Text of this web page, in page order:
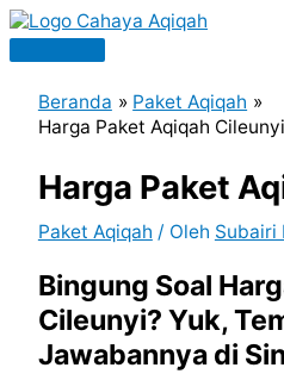
Lewati
ke
kontenMenu
Beranda
Paket Aqiqah
Harga Paket Aqiqah Cileunyi
Harga Paket
Paket Aqiqah / Oleh Subairi
Bingung Soal
Cileunyi? Yuk,
Jawabannya di